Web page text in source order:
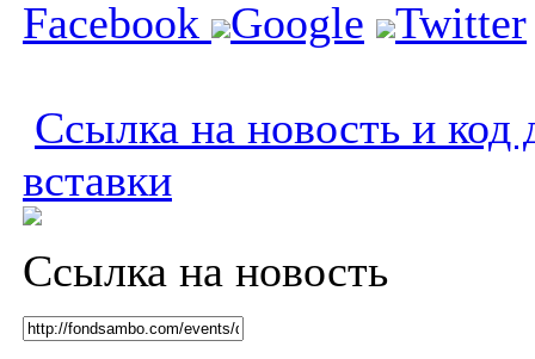
Facebook
Google Twitter
Ссылка на новость и код
вставки
Ссылка на новость